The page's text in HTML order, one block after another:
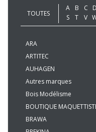
TOUTES
A B C D
S
T V
ARA
ARTITEC
AUHAGEN
Autres marques
Bois Modélisme
BOUTIQUE
BRAWA